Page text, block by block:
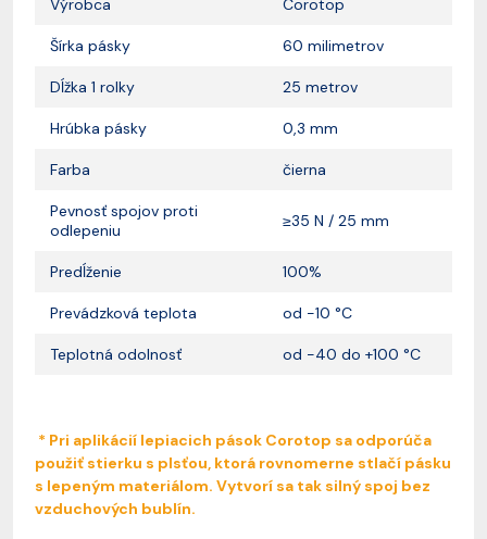
Výrobca Corotop
Šírka pásky 60 milimetrov
Dĺžka 1 rolky 25 metrov
Hrúbka pásky 0,3 mm
Farba čierna
Pevnosť spojov proti
odlepeniu
≥35 N / 25 mm
Predĺženie 100%
Prevádzková teplota od -10 °C
Teplotná odolnosť od -40 do +100 °C
* Pri aplikácií lepiacich pások Corotop sa odporúča
použiť stierku s plsťou, ktorá rovnomerne stlačí pásku
s lepeným materiálom. Vytvorí sa tak silný spoj bez
vzduchových bublín.